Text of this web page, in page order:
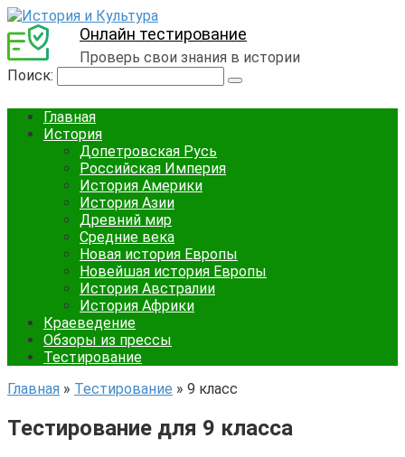
Онлайн тестирование
Проверь свои знания в истории
Поиск:
Главная
История
Допетровская Русь
Российская Империя
История Америки
История Азии
Древний мир
Средние века
Новая история Европы
Новейшая история Европы
История Австралии
История Африки
Краеведение
Обзоры из прессы
Тестирование
Главная » Тестирование » 9 класс
Тестирование для 9 класса